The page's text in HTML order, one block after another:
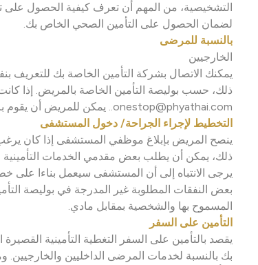
التشخيصية، من المهم أن تعرف كيفية الحصول على
لضمان الحصول على التأمين الصحي الخاص بك.
بالنسبة للمرضى
الخارجيين
يمكنك الاتصال بشركة التأمين الخاصة بك
ذلك، حسب بوليصة التأمين الخاصة بالمريض. إذا
onestop@phyathai.com.. يمكن للمريض أن يقوم بزيارة المستشفى وتلقي العلاج وفقًا للضمانة المقدمة من الشركة.
التخطيط لإجراء الجراحة/ دخول المستشفى
ينصح المريض بإبلاغ موظفي المستشفى إذا كان
ذلك، يمكن أن يطلب بعض مقدمي الخدمات التأمينية
يرجى الانتباه إلى أن المستشفى سيعمل بناءا على
بعض النفقات المطلوبة غير المدرجة في بوليصة
المسموح بها والشخصية بمقابل مادي.
التأمين على السفر
يقصد بالتأمين على السفر التغطية التأمينية
بك بالنسبة لخدمات المرضى الداخليين